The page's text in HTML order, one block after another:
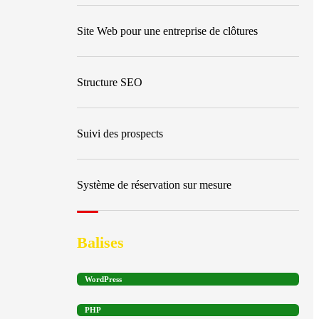
Site Web pour une entreprise de clôtures
Structure SEO
Suivi des prospects
Système de réservation sur mesure
Balises
WordPress
PHP